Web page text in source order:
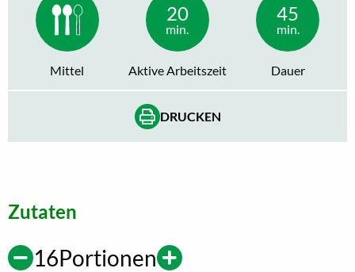
Mittel
20
min.
Aktive Arbeitszeit
45
min.
Dauer
DRUCKEN
Zutaten
16Portionen